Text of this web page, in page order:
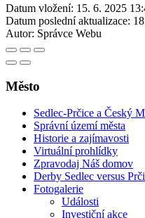
Datum vložení: 15. 6. 2025
Datum poslední aktualizace:
Autor: Správce Webu
Město
Sedlec-Prčice a Český
Správní území města
Historie a zajímavosti
Virtuální prohlídky
Zpravodaj Náš domov
Derby Sedlec versus
Fotogalerie
Události
Investiční akce